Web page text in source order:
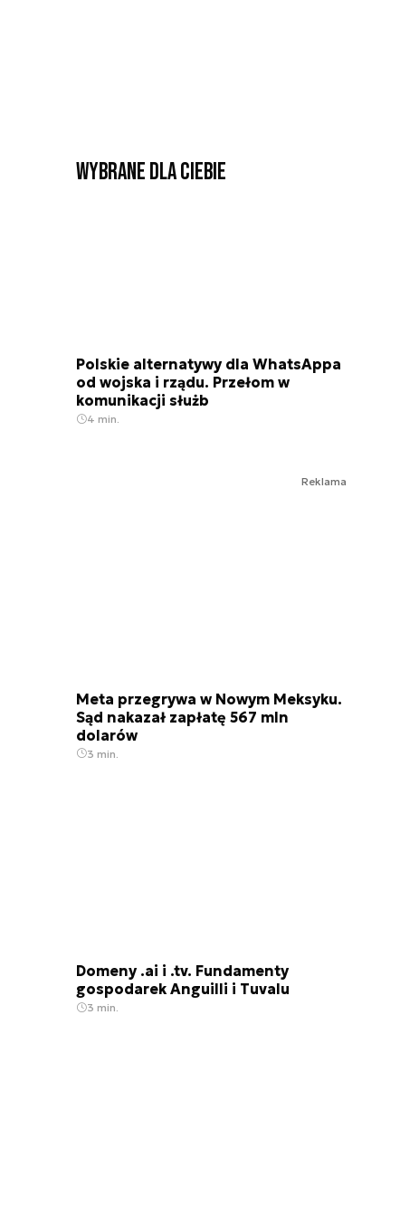
Wybrane dla Ciebie
Polskie alternatywy dla WhatsAppa
od wojska i rządu. Przełom w
komunikacji służb
4 min.
Reklama
Meta przegrywa w Nowym Meksyku.
Sąd nakazał zapłatę 567 mln
dolarów
3 min.
Domeny .ai i .tv. Fundamenty
gospodarek Anguilli i Tuvalu
3 min.